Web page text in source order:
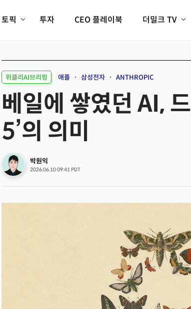
토픽
피지컬AI/로봇
AX비즈니스혁명
디지털자산
미래 교육/직업
전체 기사 보기
투자 CEO 플레이북 더밀크 TV
크리스의 뉴욕 시그널
위클리AI브리핑 애플 삼성전자 ANTHROPIC
베일에 쌓였던 AI,
5’의 의미
박원익
2026.06.10 09:41 PDT